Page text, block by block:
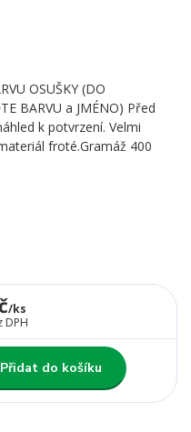
OSUŠKY (DO
BARVU a JMÉNO) Před
k potvrzení. Velmi
froté.Gramáž 400
/ks
DPH
Přidat do košíku